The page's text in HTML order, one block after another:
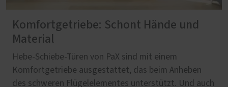
Komfortgetriebe: Schont Hände und
Material
Hebe-Schiebe-Türen von PaX sind mit einem
Komfortgetriebe ausgestattet, das beim Anheben
des schweren Flügelelementes unterstützt. Und auch